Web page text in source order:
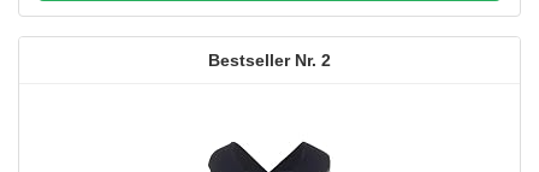
2